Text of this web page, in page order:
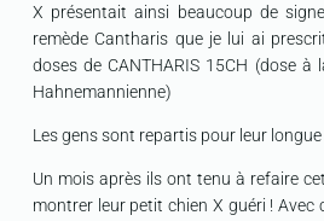
X présentait ainsi beaucoup de
remède Cantharis que je lui ai
doses de CANTHARIS 15CH (dose à
Hahnemannienne)
Les gens sont repartis pour leur
Un mois après ils ont tenu à refaire
montrer leur petit chien X guéri ! Avec